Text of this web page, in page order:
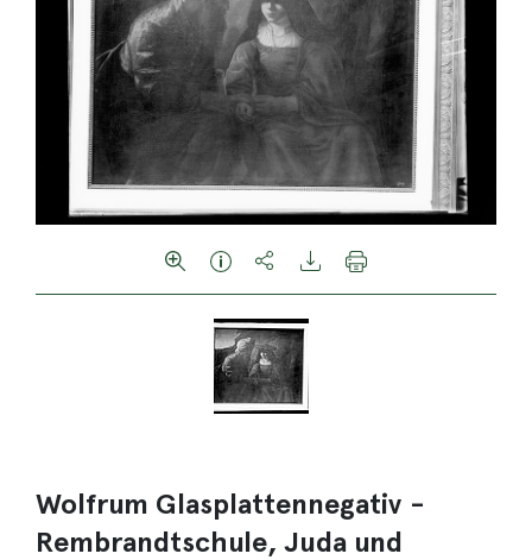
Wolfrum Glasplattennegativ -
Rembrandtschule, Juda und